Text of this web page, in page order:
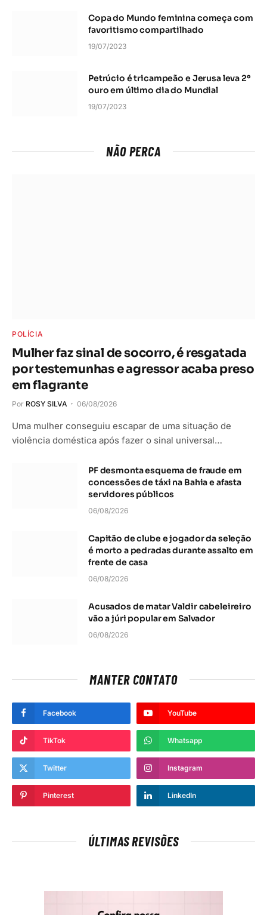
Copa do Mundo feminina começa com
favoritismo compartilhado
19/07/2023
Petrúcio é tricampeão e Jerusa leva 2º
ouro em último dia do Mundial
19/07/2023
NÃO PERCA
POLÍCIA
Mulher faz sinal de socorro, é resgatada
por testemunhas e agressor acaba preso
em flagrante
Por ROSY SILVA 06/08/2026
Uma mulher conseguiu escapar de uma situação de
violência doméstica após fazer o sinal universal…
PF desmonta esquema de fraude em
concessões de táxi na Bahia e afasta
servidores públicos
06/08/2026
Capitão de clube e jogador da seleção
é morto a pedradas durante assalto em
frente de casa
06/08/2026
Acusados de matar Valdir cabeleireiro
vão a júri popular em Salvador
06/08/2026
MANTER CONTATO
Facebook YouTube
TikTok Whatsapp
Twitter Instagram
Pinterest LinkedIn
ÚLTIMAS REVISÕES